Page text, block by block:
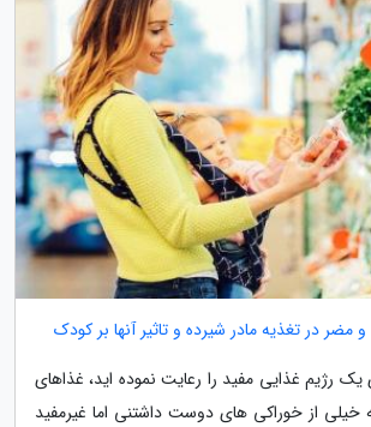
یک رژیم غذایی مفید را رعایت نموده اید، غذاهای
خیلی از خوراکی های دوست داشتنی اما غیرمفید